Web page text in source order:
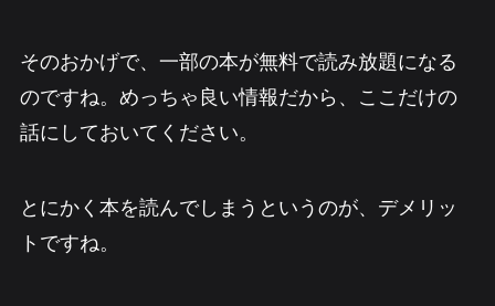
そのおかげで、一部の本が無料で読み放題になる
のですね。めっちゃ良い情報だから、ここだけの
話にしておいてください。
とにかく本を読んでしまうというのが、デメリッ
トですね。